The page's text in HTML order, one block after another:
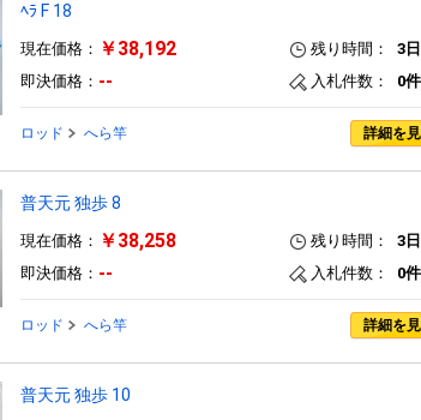
ﾍﾗ F 18
現在価格： ￥38,192
即決価格： --
残り時間：
3日
入札件数：
0件
ロッド へら竿 詳細を
普天元 独歩 8
現在価格： ￥38,258
即決価格： --
残り時間：
3日
入札件数：
0件
ロッド へら竿 詳細を
普天元 独歩 10